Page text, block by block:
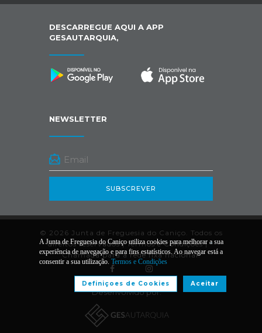
DESCARREGUE AQUI A APP
GESAUTARQUIA,
NEWSLETTER
SUBSCREVER
© 2026 Junta de Freguesia do Caniço. Todos os
direitos reservados |Termos e Condições|*
Chamada para a rede fixa nacional.
Desenvolvido por:
A Junta de Freguesia do Caniço utiliza cookies para melhorar a sua
experiência de navegação e para fins estatísticos. Ao navegar está a
consentir a sua utilização. Termos e Condições
Aceitar
Definiçoes de Cookies